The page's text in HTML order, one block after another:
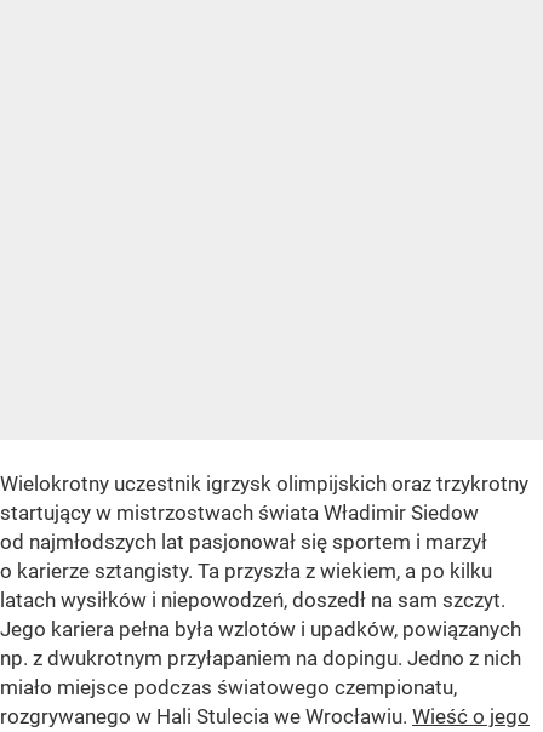
Wielokrotny uczestnik igrzysk olimpijskich oraz trzykrotny
startujący w mistrzostwach świata Władimir Siedow
od najmłodszych lat pasjonował się sportem i marzył
o karierze sztangisty. Ta przyszła z wiekiem, a po kilku
latach wysiłków i niepowodzeń, doszedł na sam szczyt.
Jego kariera pełna była wzlotów i upadków, powiązanych
np. z dwukrotnym przyłapaniem na dopingu. Jedno z nich
miało miejsce podczas światowego czempionatu,
rozgrywanego w Hali Stulecia we Wrocławiu. Wieść o jego